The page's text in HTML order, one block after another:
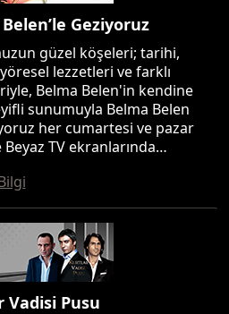
Geziyoruz
güzel köşeleri; tarihi,
lezzetleri ve farklı
Belma Belen'in kendine
sunumuyla Belma Belen
her cumartesi ve pazar
Beyaz TV ekranlarında…
Vadisi Pusu